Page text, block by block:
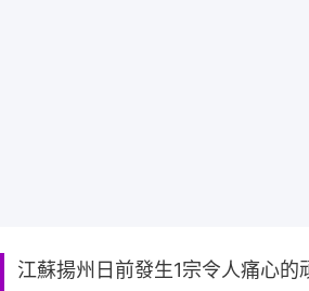
江蘇揚州日前發生1宗令人痛心的